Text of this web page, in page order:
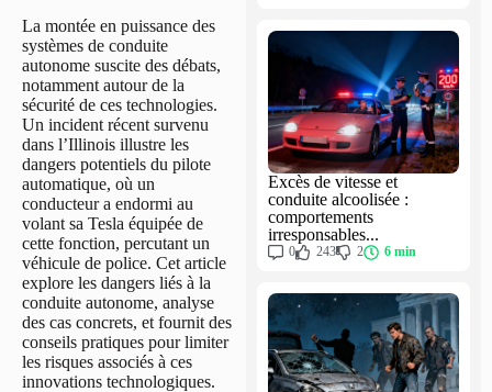
La montée en puissance des
systèmes de conduite
autonome suscite des débats,
notamment autour de la
sécurité de ces technologies.
Un incident récent survenu
dans l’Illinois illustre les
dangers potentiels du pilote
automatique, où un
conducteur a endormi au
volant sa Tesla équipée de
cette fonction, percutant un
véhicule de police. Cet article
explore les dangers liés à la
conduite autonome, analyse
des cas concrets, et fournit des
conseils pratiques pour limiter
les risques associés à ces
innovations technologiques.
Excès de vitesse et
conduite alcoolisée :
comportements
irresponsables...
0 243 2 6 min